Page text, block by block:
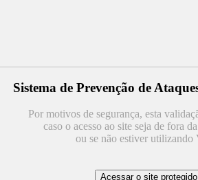
Sistema de Prevenção de
Por motivos de segurança, esta
caso o acesso ao site seja de fora
ou se não estiver utilizando